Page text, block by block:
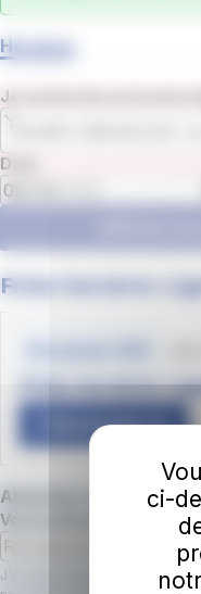
Horaires
Je recherche un horaire
Date
Fiche horaires
horaires
Fiche horaires
Télécharger
Abonnez-vous à la
Votre adresse email
J’accepte que le réseau irigo
ci-